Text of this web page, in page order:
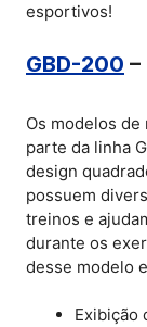
esportivos!
GBD-200 –
Os modelos
parte da linha
design
possuem
treinos e
durante os
desse modelo
Exibição